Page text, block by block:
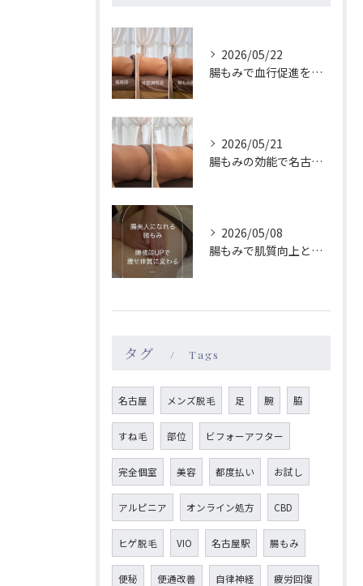
2026/05/22
腸もみで血行促進を叶え名古屋駅近で巡りもメンタルも整える実感ガイド
2026/05/21
腸もみの効能で名古屋駅周辺の女性が体質改善を実感する理由と続けやすさ徹底ガイド
2026/05/08
腸もみで肌質向上と体質改善を名古屋駅エリアで目指す方法
タグ Tags
名古屋 メンズ脱毛 足 腕 脇
すね毛 部位 ビフォーアフター
完全個室 美容 都度払い お試し
アルピニア オンライン処方 CBD
ヒゲ脱毛 VIO 名古屋駅 腸もみ
便秘 便通改善 自律神経 疲労回復